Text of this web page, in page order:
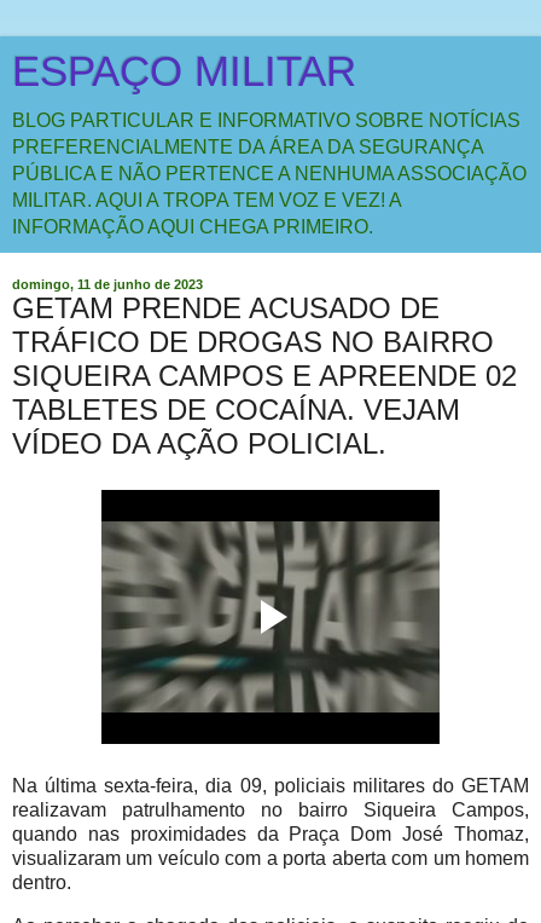
ESPAÇO MILITAR
BLOG PARTICULAR E INFORMATIVO SOBRE NOTÍCIAS
PREFERENCIALMENTE DA ÁREA DA SEGURANÇA
PÚBLICA E NÃO PERTENCE A NENHUMA ASSOCIAÇÃO
MILITAR. AQUI A TROPA TEM VOZ E VEZ! A
INFORMAÇÃO AQUI CHEGA PRIMEIRO.
domingo, 11 de junho de 2023
GETAM PRENDE ACUSADO DE
TRÁFICO DE DROGAS NO BAIRRO
SIQUEIRA CAMPOS E APREENDE 02
TABLETES DE COCAÍNA. VEJAM
VÍDEO DA AÇÃO POLICIAL.
Na última sexta-feira, dia 09, policiais militares do GETAM
realizavam patrulhamento no bairro Siqueira Campos,
quando nas proximidades da Praça Dom José Thomaz,
visualizaram um veículo com a porta aberta com um homem
dentro.